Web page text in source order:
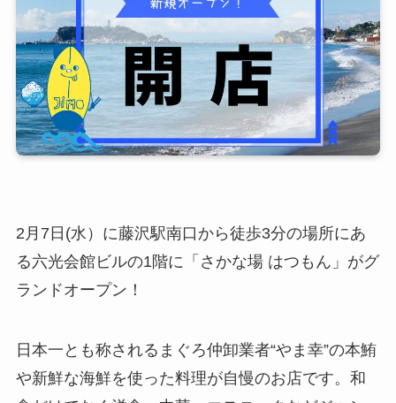
2月7日(水）に藤沢駅南口から徒歩3分の場所にあ
る六光会館ビルの1階に「さかな場 はつもん」がグ
ランドオープン！
日本一とも称されるまぐろ仲卸業者“やま幸”の本鮪
や新鮮な海鮮を使った料理が自慢のお店です。和